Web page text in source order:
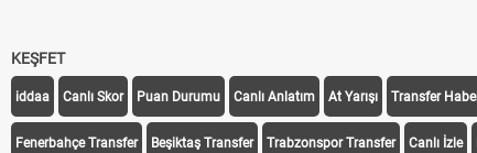
KEŞFET
iddaa Canlı Skor Puan Durumu Canlı Anlatım At Yarışı Transfer
Fenerbahçe Transfer Beşiktaş Transfer Trabzonspor Transfer Canlı İzle